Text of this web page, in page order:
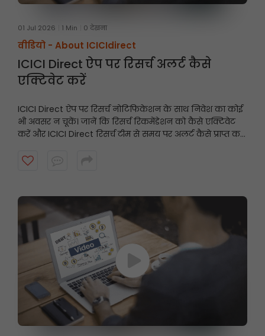
01 Jul 2026 1 Min 0 देखना
वीडियो - About ICICIdirect
ICICI Direct ऐप पर रिसर्च अलर्ट कैसे
एक्टिवेट करें
ICICI Direct ऐप पर रिसर्च नोटिफिकेशन के साथ निवेश का कोई
भी अवसर न चूकें। जानें कि रिसर्च रिकमेंडेशन को कैसे एक्टिवेट
करें और ICICI Direct रिसर्च टीम से समय पर अलर्ट कैसे प्राप्त करें।